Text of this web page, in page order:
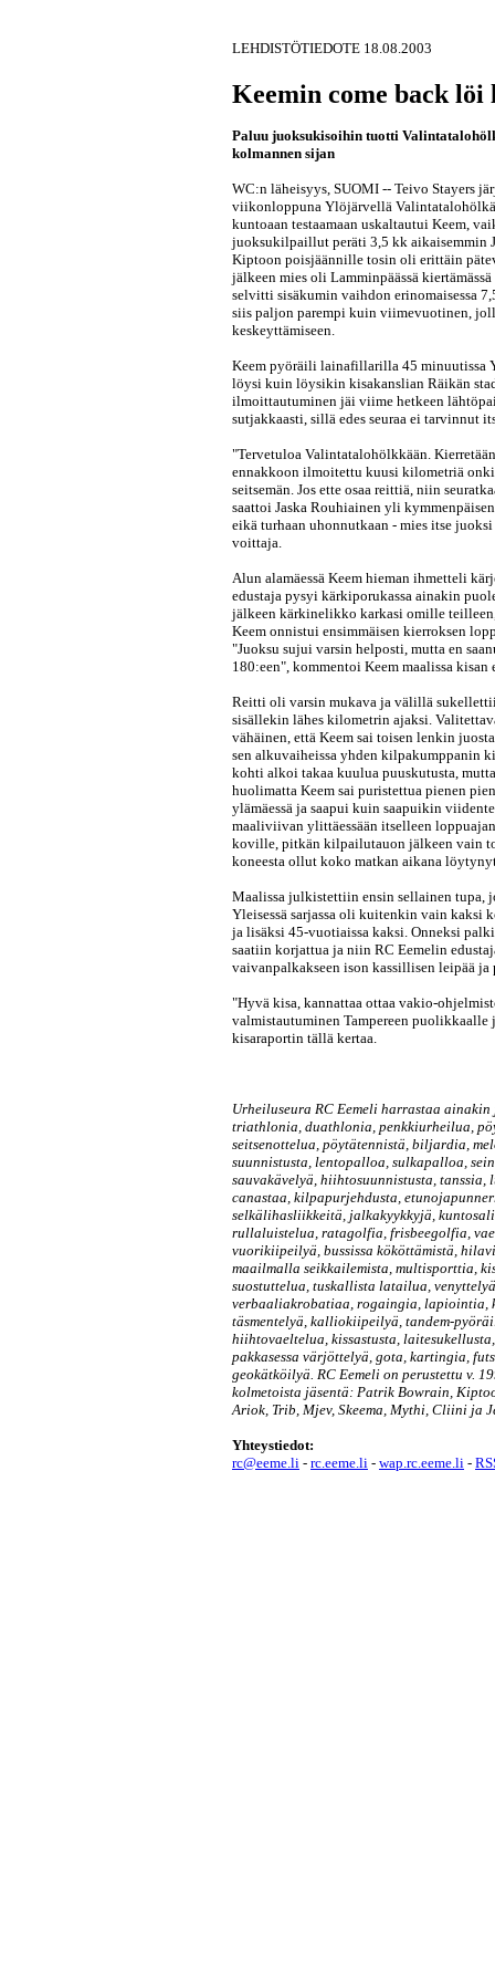
LEHDISTÖTIEDOTE 18.08.2003
Keemin come back löi
Paluu juoksukisoihin tuotti
kolmannen sijan
WC:n läheisyys, SUOMI -- Teivo Stayers
viikonloppuna Ylöjärvellä
kuntoaan testaamaan uskaltautui Keem,
juoksukilpaillut peräti 3,5 kk aikaisemmin
Kiptoon poisjäännille tosin oli erittäin
jälkeen mies oli Lamminpäässä
selvitti sisäkumin vaihdon erinomaisessa
siis paljon parempi kuin viimevuotinen,
keskeyttämiseen.
Keem pyöräili lainafillarilla 45 minuutissa
löysi kuin löysikin kisakanslian Räikän
ilmoittautuminen jäi viime hetkeen
sutjakkaasti, sillä edes seuraa ei tarvinnut
"Tervetuloa Valintatalohölkkään.
ennakkoon ilmoitettu kuusi kilometriä
seitsemän. Jos ette osaa reittiä, niin
saattoi Jaska Rouhiainen yli
eikä turhaan uhonnutkaan - mies itse
voittaja.
Alun alamäessä Keem hieman ihmetteli
edustaja pysyi kärkiporukassa ainakin
jälkeen kärkinelikko karkasi omille
Keem onnistui ensimmäisen kierroksen
"Juoksu sujui varsin helposti, mutta en
180:een", kommentoi Keem maalissa kisan
Reitti oli varsin mukava ja välillä
sisällekin lähes kilometrin ajaksi.
vähäinen, että Keem sai toisen lenkin
sen alkuvaiheissa yhden kilpakumppanin
kohti alkoi takaa kuulua puuskutusta,
huolimatta Keem sai puristettua pienen
ylämäessä ja saapui kuin saapuikin
maaliviivan ylittäessään itselleen
koville, pitkän kilpailutauon jälkeen vain
koneesta ollut koko matkan aikana
Maalissa julkistettiin ensin sellainen tupa,
Yleisessä sarjassa oli kuitenkin vain kaksi
ja lisäksi 45-vuotiaissa kaksi. Onneksi
saatiin korjattua ja niin RC Eemelin
vaivanpalkakseen ison kassillisen leipää ja
"Hyvä kisa, kannattaa ottaa vakio-
valmistautuminen Tampereen puolikkaalle
kisaraportin tällä kertaa.
Urheiluseura RC Eemeli harrastaa
triathlonia, duathlonia, penkkiurheilua,
seitsenottelua, pöytätennistä, biljardia,
suunnistusta, lentopalloa, sulkapalloa,
sauvakävelyä, hiihtosuunnistusta, tanssia,
canastaa, kilpapurjehdusta,
selkälihasliikkeitä, jalkakyykkyjä,
rullaluistelua, ratagolfia, frisbeegolfia,
vuorikiipeilyä, bussissa kököttämistä,
maailmalla seikkailemista, multisporttia,
suostuttelua, tuskallista latailua,
verbaaliakrobatiaa, rogaingia, lapiointia,
täsmentelyä, kalliokiipeilyä, tandem-
hiihtovaeltelua, kissastusta,
pakkasessa värjöttelyä, gota, kartingia,
geokätköilyä. RC Eemeli on perustettu v.
kolmetoista jäsentä: Patrik Bowrain,
Ariok, Trib, Mjev, Skeema, Mythi, Cliini ja
Yhteystiedot:
rc@eeme.li - rc.eeme.li - wap.rc.eeme.li -